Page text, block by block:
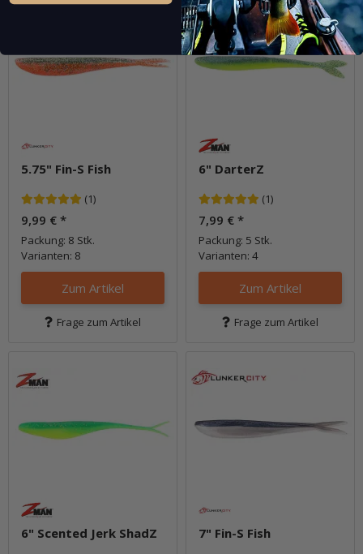
5.75" Fin-S Fish
(1)
9,99 € *
Packung: 8 Stk.
Varianten: 8
Zum Artikel
Frage zum Artikel
6" DarterZ
(1)
7,99 € *
Packung: 5 Stk.
Varianten: 4
Zum Artikel
Frage zum Artikel
6" Scented Jerk ShadZ 7" Fin-S Fish